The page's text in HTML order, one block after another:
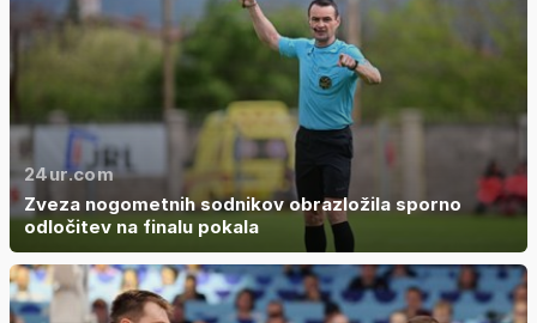
24ur.com
Zveza nogometnih sodnikov obrazložila sporno
odločitev na finalu pokala